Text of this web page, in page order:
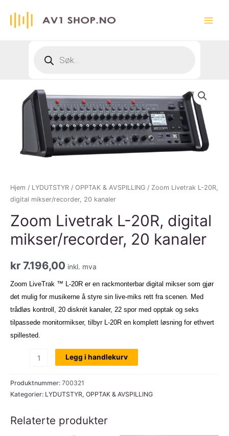
search
Hjem / LYDUTSTYR / OPPTAK & AVSPILLING / Zoom Livetrak L-20R,
digital mikser/recorder, 20 kanaler
Zoom Livetrak L-20R, digital
mikser/recorder, 20 kanaler
kr 7.196,00 inkl. mva
Zoom LiveTrak ™ L-20R er en rackmonterbar digital mikser som gjør
det mulig for musikerne å styre sin live-miks rett fra scenen. Med
trådløs kontroll, 20 diskrét kanaler, 22 spor med opptak og seks
tilpassede monitormikser, tilbyr L-20R en komplett løsning for ethvert
spillested.
L-
20R,
mikser/recorder,
Legg i handlekurv
Produktnummer: 700321
Kategorier: LYDUTSTYR, OPPTAK & AVSPILLING
Relaterte produkter